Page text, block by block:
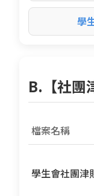
學
B.【社團
檔案名稱
學生會社團津